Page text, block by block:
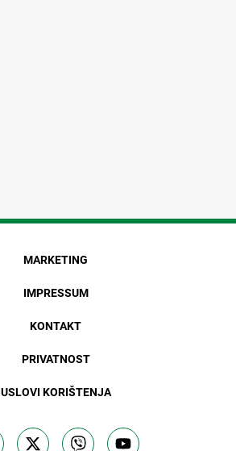
MARKETING
IMPRESSUM
KONTAKT
PRIVATNOST
USLOVI KORIŠTENJA